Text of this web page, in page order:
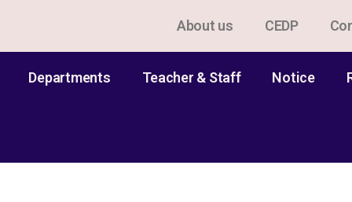
About us CEDP
Departments Teacher & Staff Notice